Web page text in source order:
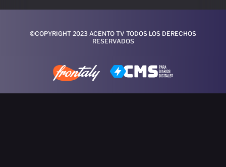
©COPYRIGHT 2023 ACENTO TV TODOS LOS DERECHOS
RESERVADOS